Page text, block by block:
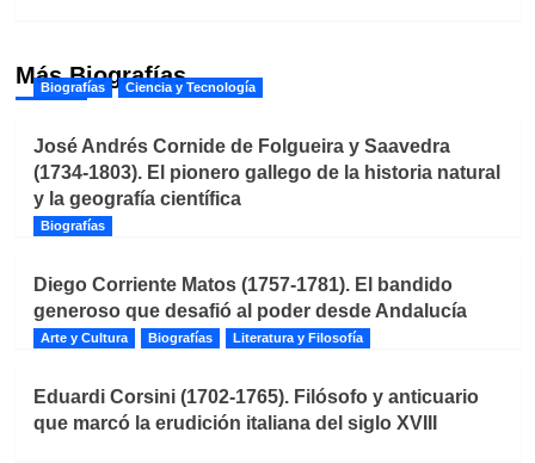
Más Biografías
Biografías Ciencia y Tecnología
José Andrés Cornide de Folgueira y Saavedra
(1734-1803). El pionero gallego de la historia natural
y la geografía científica
Biografías
Diego Corriente Matos (1757-1781). El bandido
generoso que desafió al poder desde Andalucía
Arte y Cultura Biografías Literatura y Filosofía
Eduardi Corsini (1702-1765). Filósofo y anticuario
que marcó la erudición italiana del siglo XVIII